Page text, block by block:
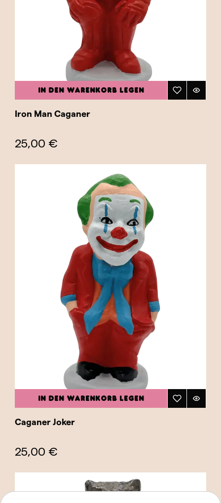
IN DEN WARENKORB LEGEN
Iron Man Caganer
25,00 €
IN DEN WARENKORB LEGEN
Caganer Joker
25,00 €